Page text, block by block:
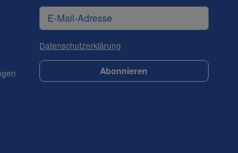
Datenschutzerklärung
Abonnieren